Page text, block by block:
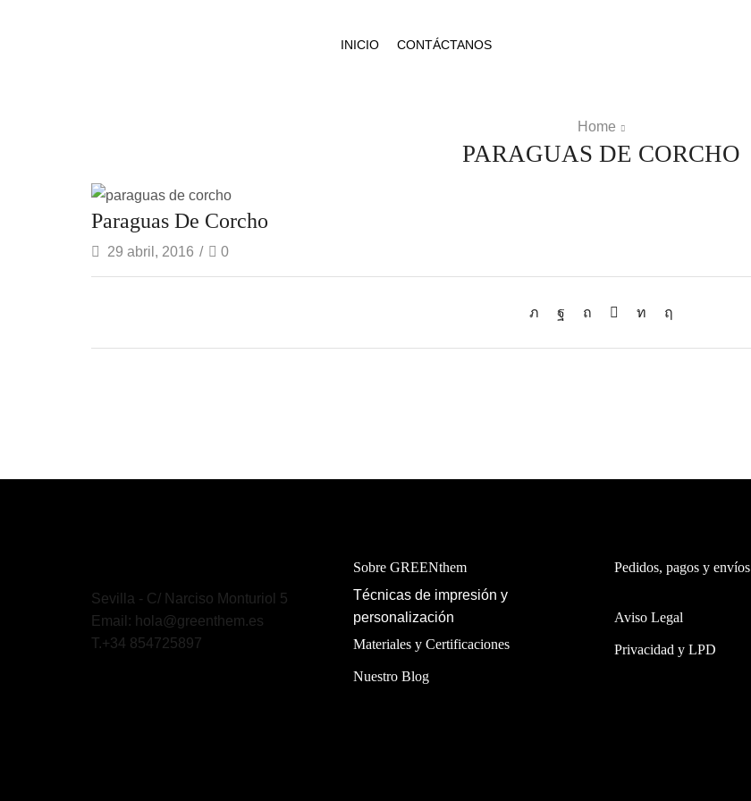
INICIO CONTÁCTANOS
Home
PARAGUAS DE CORCHO
Paraguas De Corcho
29 abril, 2016 / 0
Sevilla - C/ Narciso Monturiol 5
Email: hola@greenthem.es
T.+34 854725897
Sobre GREENthem
Técnicas de impresión y
personalización
Materiales y Certificaciones
Nuestro Blog
Pedidos, pagos y envíos
Aviso Legal
Privacidad y LPD